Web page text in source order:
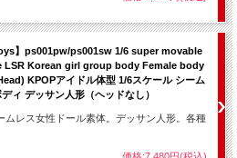
】ps001pw/ps001sw 1/6 super movable
LSR Korean girl group body Female body
KPOPアイドル体型 1/6スケール シーム
ィ デッサン人形（ヘッドなし）
ムレス女性ドール素体。デッサン人形。各種